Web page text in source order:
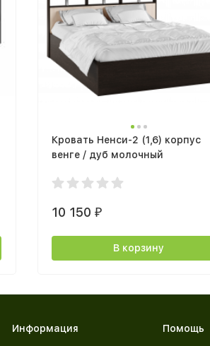
Кровать Ненси-2 (1,6) корпус
венге / дуб молочный
10 150 ₽
В корзину
Информация Помощь